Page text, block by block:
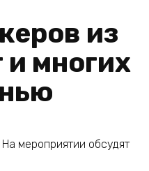
из
многих
мероприятии обсудят